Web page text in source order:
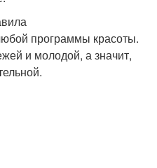
программы красоты.
и молодой, а значит,